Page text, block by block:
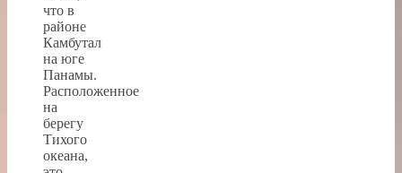
что в
районе
Камбутал
на юге
Панамы.
Расположенное
на
берегу
Тихого
океана,